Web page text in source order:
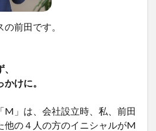
前田です。
けに。
M」は、会社設立時、私、前田
他の４人の方のイニシャルがM